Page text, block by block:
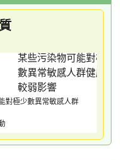
對極少數異常敏感人群